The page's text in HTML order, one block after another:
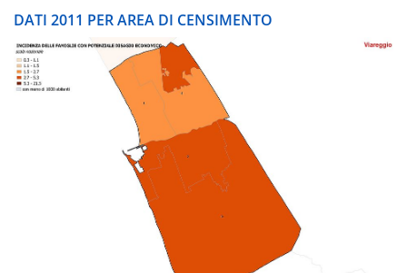
DATI 2011 PER AREA DI CENSIMENTO